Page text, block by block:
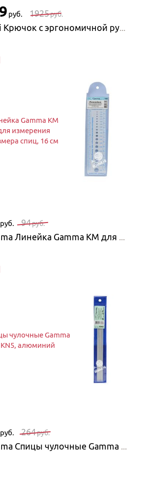
руб. 1925руб.
Addi Крючок с эргономичной ручкой AddiSwing
Gamma KM
измерения
спиц, 16 см
руб. 94руб.
Gamma Линейка Gamma KM для измерения размера спиц, 16 см
чулочные Gamma
KN5, алюминий
руб. 264руб.
Gamma Спицы чулочные Gamma KN5, алюминий